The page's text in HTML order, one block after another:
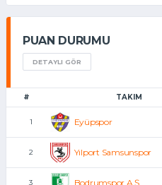
PUAN DURUMU
DETAYLI GÖR
# TAKIM
1 Eyüpspor
2 Yılport Samsunspor
3 Bodrumspor A.Ş.